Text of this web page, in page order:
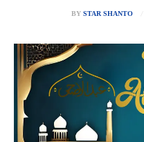
BY STAR SHANTO